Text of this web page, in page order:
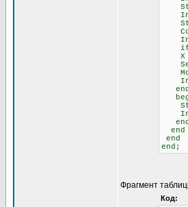
Str
Str
if
X
end
Str
end
end
end
end;
Фрагмент
Код: